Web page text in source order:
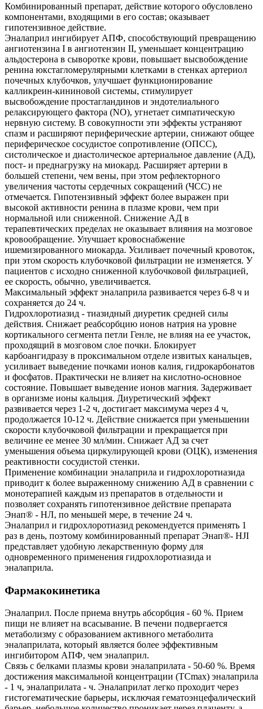
Комбинированный препарат, действие которого обусловлено
компонентами, входящими в его состав; оказывает
гипотензивное действие.
Эналаприл ингибирует АПФ, способствующий превращению
ангиотензина I в ангиотензин II, уменьшает концентрацию
альдостерона в сыворотке крови, повышает высвобождение
ренина юкстагломерулярными клетками в стенках артериол
почечных клубочков, улучшает функционирование
калликреин-кининовой системы, стимулирует
высвобождение простагландинов и эндотелиального
релаксирующего фактора (NО), угнетает симпатическую
нервную систему. В совокупности эти эффекты устраняют
спазм и расширяют периферические артерии, снижают общее
периферическое сосудистое сопротивление (ОПСС),
систолическое и диастолическое артериальное давление (АД),
пост- и преднагрузку на миокард. Расширяет артерии в
большей степени, чем вены, при этом рефлекторного
увеличения частоты сердечных сокращений (ЧСС) не
отмечается. Гипотензивный эффект более выражен при
высокой активности ренина в плазме крови, чем при
нормальной или сниженной. Снижение АД в
терапевтических пределах не оказывает влияния на мозговое
кровообращение. Улучшает кровоснабжение
ишемизированного миокарда. Усиливает почечный кровоток,
при этом скорость клубочковой фильтрации не изменяется. У
пациентов с исходно сниженной клубочковой фильтрацией,
ее скорость, обычно, увеличивается.
Максимальный эффект эналаприла развивается через 6-8 ч и
сохраняется до 24 ч.
Гидрохлоротиазид - тиазидный диуретик средней силы
действия. Снижает реабсорбцию ионов натрия на уровне
кортикального сегмента петли Генле, не влияя на ее участок,
проходящий в мозговом слое почки. Блокирует
карбоангидразу в проксимальном отделе извитых канальцев,
усиливает выведение почками ионов калия, гидрокарбонатов
и фосфатов. Практически не влияет на кислотно-основное
состояние. Повышает выведение ионов магния. Задерживает
в организме ионы кальция. Диуретический эффект
развивается через 1-2 ч, достигает максимума через 4 ч,
продолжается 10-12 ч. Действие снижается при уменьшении
скорости клубочковой фильтрации и прекращается при
величине ее менее 30 мл/мин. Снижает АД за счет
уменьшения объема циркулирующей крови (ОЦК), изменения
реактивности сосудистой стенки.
Применение комбинации эналаприла и гидрохлоротиазида
приводит к более выраженному снижению АД в сравнении с
монотерапией каждым из препаратов в отдельности и
позволяет сохранять гипотензивное действие препарата
Энап® - HЛ, по меньшей мере, в течение 24 ч.
Эналаприл и гидрохлоротиазид рекомендуется применять 1
раз в день, поэтому комбинированный препарат Энап®- HJI
представляет удобную лекарственную форму для
одновременного применения гидрохлоротиазида и
эналаприла.
Фармакокинетика
Эналаприл. После приема внутрь абсорбция - 60 %. Прием
пищи не влияет на всасывание. В печени подвергается
метаболизму с образованием активного метаболита
эналаприлата, который является более эффективным
ингибитором АПФ, чем эналаприл.
Связь с белками плазмы крови эналаприлата - 50-60 %. Время
достижения максимальной концентрации (ТСmах) эналаприла
- 1 ч, эналаприлата - ч. Эналаприлат легко проходит через
гистогематические барьеры, исключая гематоэнцефалический